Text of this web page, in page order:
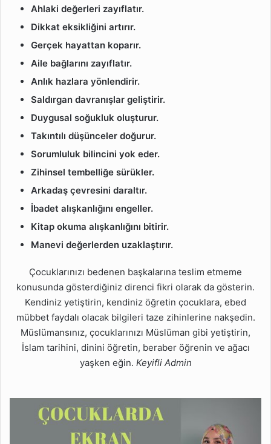
Ahlaki değerleri zayıflatır.
Dikkat eksikliğini artırır.
Gerçek hayattan koparır.
Aile bağlarını zayıflatır.
Anlık hazlara yönlendirir.
Saldırgan davranışlar geliştirir.
Duygusal soğukluk oluşturur.
Takıntılı düşünceler doğurur.
Sorumluluk bilincini yok eder.
Zihinsel tembelliğe sürükler.
Arkadaş çevresini daraltır.
İbadet alışkanlığını engeller.
Kitap okuma alışkanlığını bitirir.
Manevi değerlerden uzaklaştırır.
Çocuklarınızı bedenen başkalarına teslim etmeme
konusunda gösterdiğiniz direnci fikri olarak da gösterin.
Kendiniz yetiştirin, kendiniz öğretin çocuklara, ebed
mübbet faydalı olacak bilgileri taze zihinlerine nakşedin.
Müslümansınız, çocuklarınızı Müslüman gibi yetiştirin,
İslam tarihini, dinini öğretin, beraber öğrenin ve ağacı
yaşken eğin. Keyifli Admin